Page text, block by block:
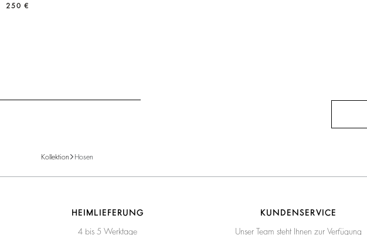
250 €
Kollektion Hosen
HEIMLIEFERUNG
4 bis 5 Werktage
KUNDENSERVICE
Unser Team steht Ihnen zur Verfügung